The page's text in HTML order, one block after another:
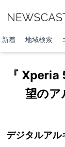
新着 地域検索
『
望のア
デジタルアル